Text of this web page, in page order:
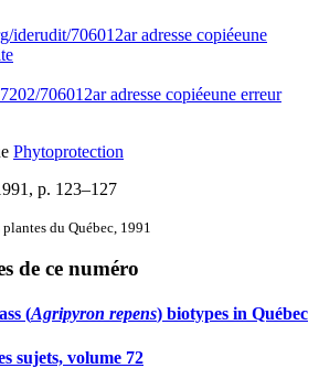
iderudit/706012aradresse copiéeune
706012aradresse copiéeune erreur
Phytoprotection
, p. 123–127
du Québec, 1991
de ce numéro
(Agripyron repens) biotypes in Québec
sujets, volume 72